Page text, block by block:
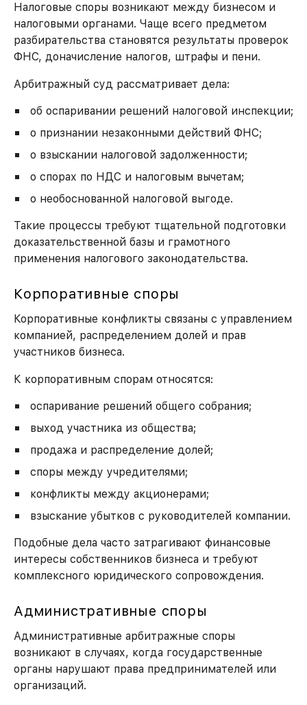
Налоговые споры возникают между бизнесом и
налоговыми органами. Чаще всего предметом
разбирательства становятся результаты проверок
ФНС, доначисление налогов, штрафы и пени.
Арбитражный суд рассматривает дела:
об оспаривании решений налоговой инспекции;
о признании незаконными действий ФНС;
о взыскании налоговой задолженности;
о спорах по НДС и налоговым вычетам;
о необоснованной налоговой выгоде.
Такие процессы требуют тщательной подготовки
доказательственной базы и грамотного
применения налогового законодательства.
Корпоративные споры
Корпоративные конфликты связаны с управлением
компанией, распределением долей и прав
участников бизнеса.
К корпоративным спорам относятся:
оспаривание решений общего собрания;
выход участника из общества;
продажа и распределение долей;
споры между учредителями;
конфликты между акционерами;
взыскание убытков с руководителей компании.
Подобные дела часто затрагивают финансовые
интересы собственников бизнеса и требуют
комплексного юридического сопровождения.
Административные споры
Административные арбитражные споры
возникают в случаях, когда государственные
органы нарушают права предпринимателей или
организаций.